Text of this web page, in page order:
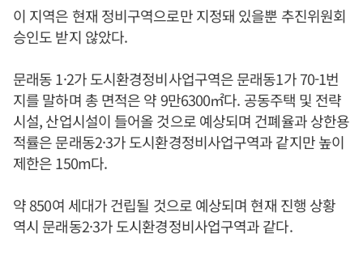
이 지역은 현재 정비구역으로만 지정돼 있을뿐 추진위원회
승인도 받지 않았다.
문래동 1·2가 도시환경정비사업구역은 문래동1가 70-1번
지를 말하며 총 면적은 약 9만6300㎡다. 공동주택 및 전략
시설, 산업시설이 들어올 것으로 예상되며 건폐율과 상한용
적률은 문래동2·3가 도시환경정비사업구역과 같지만 높이
제한은 150m다.
약 850여 세대가 건립될 것으로 예상되며 현재 진행 상황
역시 문래동2·3가 도시환경정비사업구역과 같다.